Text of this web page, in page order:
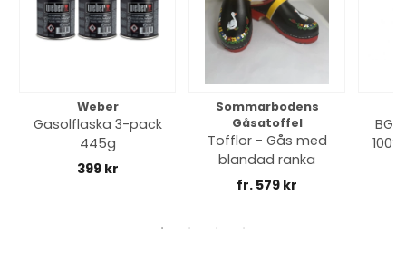
Weber
Gasolflaska 3-pack
445g
399 kr
Sommarbodens
Gåsatoffel
Tofflor - Gås med
blandad ranka
fr. 579 kr